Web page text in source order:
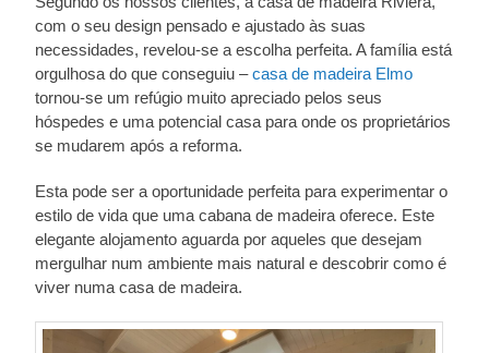
com o seu design pensado e ajustado às suas
necessidades, revelou-se a escolha perfeita. A família está
orgulhosa do que conseguiu –casa de madeira Elmo
tornou-se um refúgio muito apreciado pelos seus
hóspedes e uma potencial casa para onde os proprietários
se mudarem após a reforma.
Esta pode ser a oportunidade perfeita para experimentar o
estilo de vida que uma cabana de madeira oferece. Este
elegante alojamento aguarda por aqueles que desejam
mergulhar num ambiente mais natural e descobrir como é
viver numa casa de madeira.